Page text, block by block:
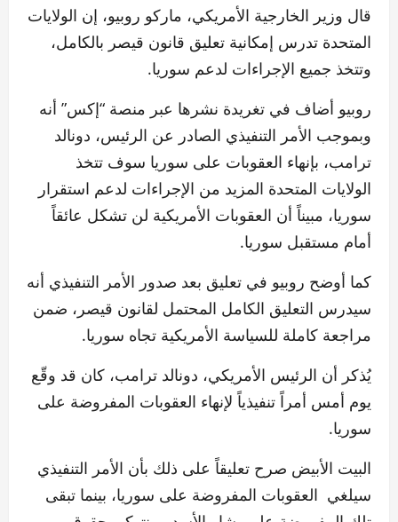
قال وزير الخارجية الأمريكي، ماركو روبيو، إن الولايات
المتحدة تدرس إمكانية تعليق قانون قيصر بالكامل،
وتتخذ جميع الإجراءات لدعم سوريا.
روبيو أضاف في تغريدة نشرها عبر منصة “إكس” أنه
وبموجب الأمر التنفيذي الصادر عن الرئيس، دونالد
ترامب، بإنهاء العقوبات على سوريا سوف تتخذ
الولايات المتحدة المزيد من الإجراءات لدعم استقرار
سوريا، مبيناً أن العقوبات الأمريكية لن تشكل عائقاً
أمام مستقبل سوريا.
كما أوضح روبيو في تعليق بعد صدور الأمر التنفيذي أنه
سيدرس التعليق الكامل المحتمل لقانون قيصر، ضمن
مراجعة كاملة للسياسة الأمريكية تجاه سوريا.
يُذكر أن الرئيس الأمريكي، دونالد ترامب، كان قد وقّع
يوم أمس أمراً تنفيذياً لإنهاء العقوبات المفروضة على
سوريا.
البيت الأبيض صرح تعليقاً على ذلك بأن الأمر التنفيذي
سيلغي العقوبات المفروضة على سوريا، بينما تبقى